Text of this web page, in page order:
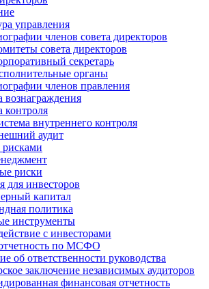
управления
членов совета директоров
совета директоров
секретарь
органы
членов правления
вознаграждения
контроля
внутреннего контроля
аудит
риски
для инвесторов
капитал
политика
инструменты
с инвеcторами
по МСФО
об ответственности руководства
заключение независимых аудиторов
финансовая отчетность